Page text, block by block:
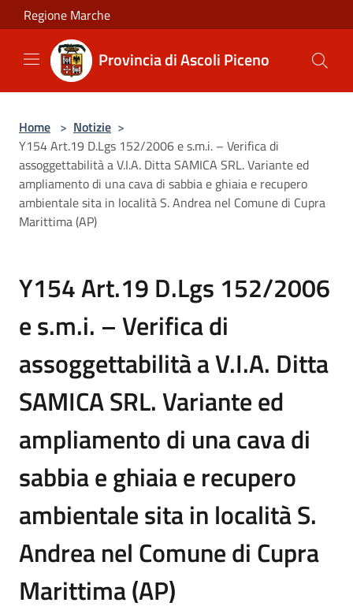
Salta al contenuto principale
Regione Marche
Provincia di Ascoli Piceno
Home > Notizie >
Y154 Art.19 D.Lgs 152/2006 e s.m.i. – Verifica di
assoggettabilità a V.I.A. Ditta SAMICA SRL. Variante ed
ampliamento di una cava di sabbia e ghiaia e recupero
ambientale sita in località S. Andrea nel Comune di Cupra
Marittima (AP)
Y154 Art.19 D.Lgs 152/2006
e s.m.i. – Verifica di
assoggettabilità a V.I.A. Ditta
SAMICA SRL. Variante ed
ampliamento di una cava di
sabbia e ghiaia e recupero
ambientale sita in località S.
Andrea nel Comune di Cupra
Marittima (AP)